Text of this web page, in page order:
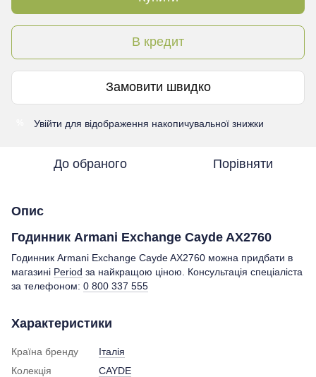
В кредит
Замовити швидко
Увійти для відображення накопичувальної знижки
До обраного Порівняти
Опис
Годинник Armani Exchange Cayde AX2760
Годинник Armani Exchange Cayde AX2760 можна придбати в
магазині Period за найкращою ціною. Консультація спеціаліста
за телефоном: 0 800 337 555
Характеристики
Країна бренду
Італія
Колекція
CAYDE